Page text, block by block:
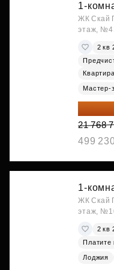
1-
ЖК Скай
этаж,
2 кв
Мастер-
18 721
21 768
499
1-
ЖК Скай
этаж,
2 кв
Платите
Лоджия